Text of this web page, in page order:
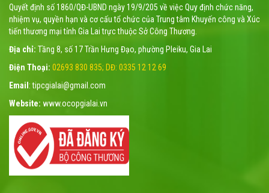
Quyết định số 1860/QĐ-UBND ngày 19/9/205 về việc Quy định chức năng,
nhiệm vụ, quyền hạn và cơ cấu tổ chức của Trung tâm Khuyến công và Xúc
tiến thương mại tỉnh Gia Lai trực thuộc Sở Công Thương.
Địa chỉ: Tầng 8, số 17 Trần Hưng Đạo, phường Pleiku, Gia Lai
Điện Thoại: 02693 830 835; DĐ: 0335 12 12 69
Email : tipcgialai@gmail.com
Website: www.ocopgialai.vn